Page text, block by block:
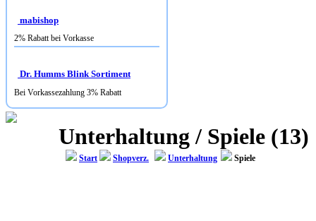
mabishop
2% Rabatt bei Vorkasse
Dr. Humms Blink Sortiment
Bei Vorkassezahlung 3% Rabatt
Unterhaltung / Spiele (13)
Start Shopverz. Unterhaltung Spiele